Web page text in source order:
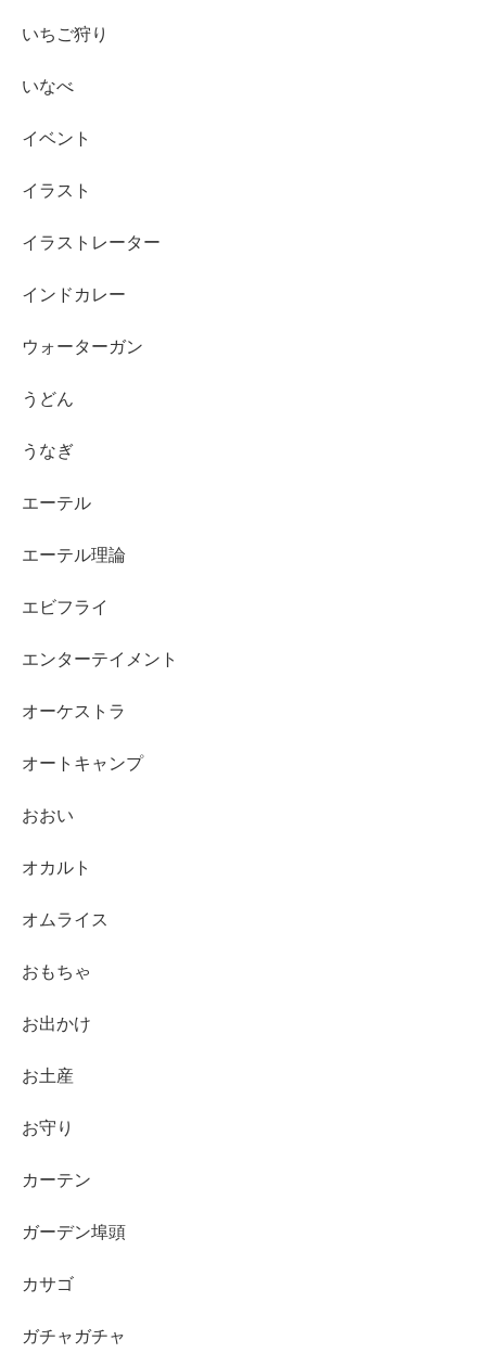
いちご狩り
いなべ
イベント
イラスト
イラストレーター
インドカレー
ウォーターガン
うどん
うなぎ
エーテル
エーテル理論
エビフライ
エンターテイメント
オーケストラ
オートキャンプ
おおい
オカルト
オムライス
おもちゃ
お出かけ
お土産
お守り
カーテン
ガーデン埠頭
カサゴ
ガチャガチャ